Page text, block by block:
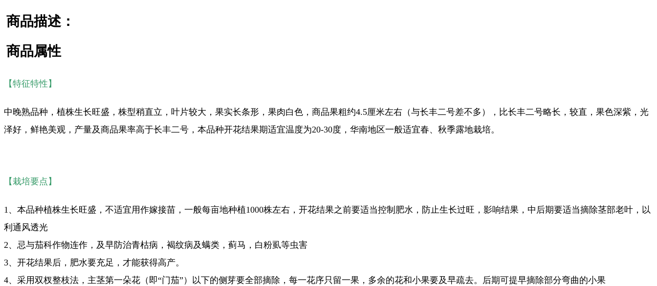
商品描述：
商品属性
【特征特性】
中晚熟品种，植株生长旺盛，株型稍直立，叶片较大，果实长条形，果肉白色，商品果粗约4.5厘米左右（与长丰二号差不多），比长丰二号略长，较直，果色深紫，光
泽好，鲜艳美观，产量及商品果率高于长丰二号，本品种开花结果期适宜温度为20-30度，华南地区一般适宜春、秋季露地栽培。
【栽培要点】
1、本品种植株生长旺盛，不适宜用作嫁接苗，一般每亩地种植1000株左右，开花结果之前要适当控制肥水，防止生长过旺，影响结果，中后期要适当摘除茎部老叶，以
利通风透光
2、忌与茄科作物连作，及早防治青枯病，褐纹病及螨类，蓟马，白粉虱等虫害
3、开花结果后，肥水要充足，才能获得高产。
4、采用双杈整枝法，主茎第一朵花（即“门茄”）以下的侧芽要全部摘除，每一花序只留一果，多余的花和小果要及早疏去。后期可提早摘除部分弯曲的小果